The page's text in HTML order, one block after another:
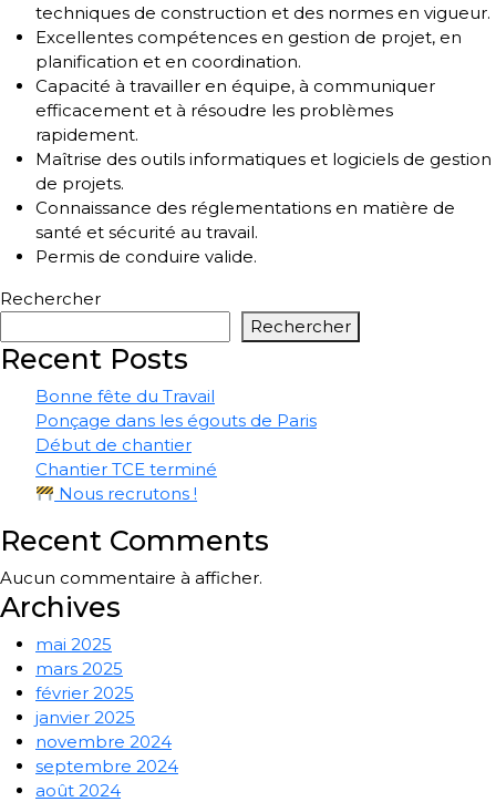
techniques de construction et des normes en vigueur.
Excellentes compétences en gestion de projet, en
planification et en coordination.
Capacité à travailler en équipe, à communiquer
efficacement et à résoudre les problèmes
rapidement.
Maîtrise des outils informatiques et logiciels de gestion
de projets.
Connaissance des réglementations en matière de
santé et sécurité au travail.
Permis de conduire valide.
Rechercher
Rechercher
Recent Posts
Bonne fête du Travail
Ponçage dans les égouts de Paris
Début de chantier
Chantier TCE terminé
Nous recrutons !
Recent Comments
Aucun commentaire à afficher.
Archives
mai 2025
mars 2025
février 2025
janvier 2025
novembre 2024
septembre 2024
août 2024